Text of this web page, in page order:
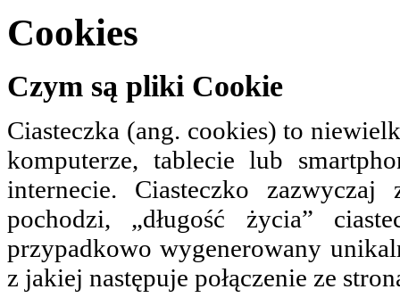
Cookies
Czym są pliki Cookie
Ciasteczka (ang. cookies) to
komputerze, tablecie lub
internecie. Ciasteczko
pochodzi, „długość życia”
przypadkowo wygenerowany
z jakiej następuje połączenie ze